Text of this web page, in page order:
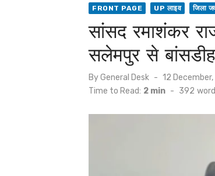
FRONT PAGE UP लाइव जिला
सांसद रमाशंकर
सलेमपुर से
ByGeneral Desk
Posted
on
12
Time to Read: 2 min - 392